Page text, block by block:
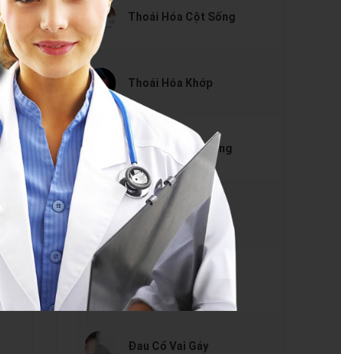
Thoái Hóa Cột Sống
Thoái Hóa Khớp
Cong Vẹo Cột Sống
Gai Cột Sống
Đau Thần Kinh Tọa
Đau Cổ Vai Gáy